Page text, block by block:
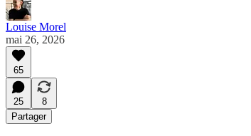
Louise Morel
mai 26, 2026
65
25
8
Partager